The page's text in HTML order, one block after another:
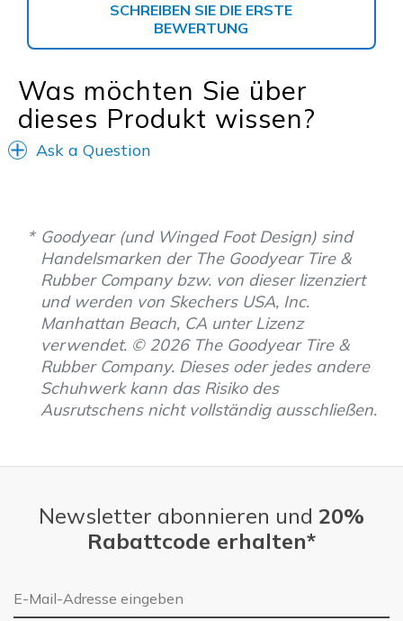
SCHREIBEN SIE DIE ERSTE
BEWERTUNG
Was möchten Sie über
dieses Produkt wissen?
Ask a Question
Goodyear (und Winged Foot Design) sind
Handelsmarken der The Goodyear Tire &
Rubber Company bzw. von dieser lizenziert
und werden von Skechers USA, Inc.
Manhattan Beach, CA unter Lizenz
verwendet. © 2026 The Goodyear Tire &
Rubber Company. Dieses oder jedes andere
Schuhwerk kann das Risiko des
Ausrutschens nicht vollständig ausschließen.
Newsletter abonnieren und 20%
Rabattcode erhalten*
E-Mail-Adresse